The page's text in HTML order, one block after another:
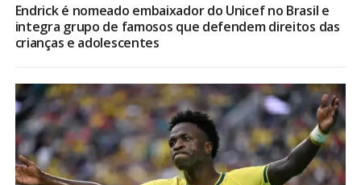
Endrick é nomeado embaixador do Unicef no Brasil e
integra grupo de famosos que defendem direitos das
crianças e adolescentes